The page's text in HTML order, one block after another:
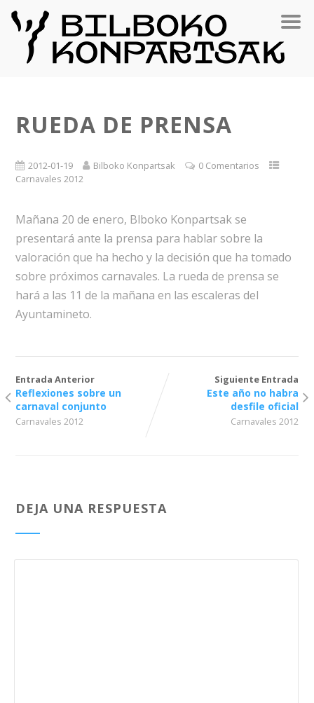
RUEDA DE PRENSA
2012-01-19 Bilboko Konpartsak
0 Comentarios
Carnavales 2012
Mañana 20 de enero, Blboko Konpartsak se
presentará ante la prensa para hablar sobre la
valoración que ha hecho y la decisión que ha tomado
sobre próximos carnavales. La rueda de prensa se
hará a las 11 de la mañana en las escaleras del
Ayuntamineto.
Entrada Anterior
Reflexiones sobre un
carnaval conjunto
Carnavales 2012
Siguiente Entrada
Este año no habra
desfile oficial
Carnavales 2012
DEJA UNA RESPUESTA